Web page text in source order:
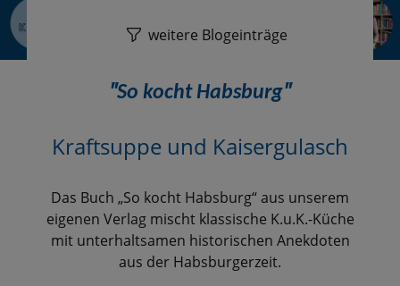
weitere Blogeinträge
"So kocht Habsburg"
Kraftsuppe und Kaisergulasch
Das Buch „So kocht Habsburg“ aus unserem
eigenen Verlag mischt klassische K.u.K.-Küche
mit unterhaltsamen historischen Anekdoten
aus der Habsburgerzeit.